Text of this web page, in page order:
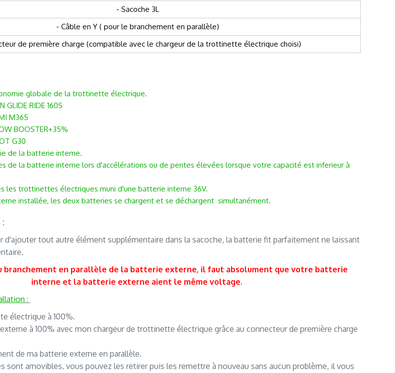
- Sacoche 3L
- Câble en Y ( pour le branchement en parallèle)
de première charge (compatible avec le chargeur de la trottinette électrique choisi)
globale de la trottinette électrique.
GLIDE RIDE 160S
M365
BOOSTER+35%
G30
de la batterie interne.
de la batterie interne lors d'accélérations ou de pentes élevées lorsque votre capacité est inferieur à
les trottinettes électriques muni d'une batterie interne 36V.
installée, les deux batteries se chargent et se déchargent simultanément.
d'ajouter tout autre élément supplémentaire dans la sacoche, la batterie fit parfaitement ne laissant
branchement en parallèle de la batterie externe, il faut absolument que votre batterie
interne et la batterie externe aient le même voltage.
:
électrique à 100%.
à 100% avec mon chargeur de trottinette électrique grâce au connecteur de première charge
de ma batterie externe en parallèle.
sont amovibles, vous pouvez les retirer puis les remettre à nouveau sans aucun problème, il vous